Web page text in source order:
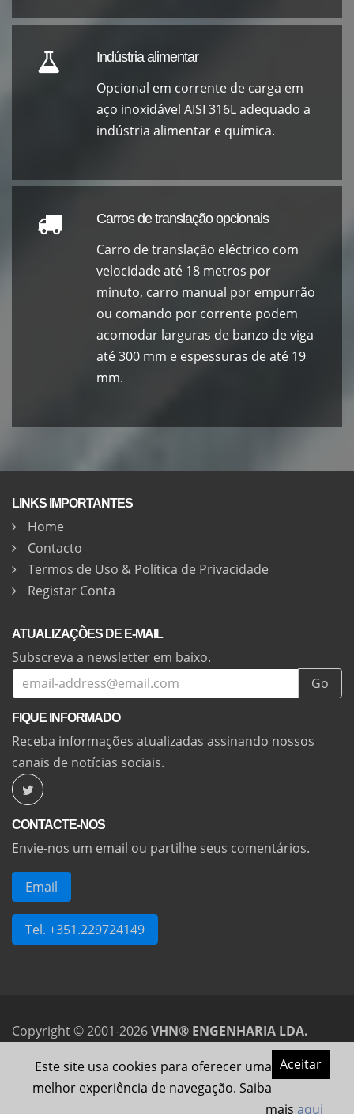
Indústria alimentar
Opcional em corrente de carga em
aço inoxidável AISI 316L adequado a
indústria alimentar e química.
Carros de translação opcionais
Carro de translação eléctrico com
velocidade até 18 metros por
minuto, carro manual por empurrão
ou comando por corrente podem
acomodar larguras de banzo de viga
até 300 mm e espessuras de até 19
mm.
LINKS IMPORTANTES
Home
Contacto
Termos de Uso & Política de Privacidade
Registar Conta
ATUALIZAÇÕES DE E-MAIL
Subscreva a newsletter em baixo.
Go
FIQUE INFORMADO
Receba informações atualizadas assinando nossos
canais de notícias sociais.
CONTACTE-NOS
Envie-nos um email ou partilhe seus comentários.
Email
Tel. +351.229724149
Copyright © 2001-2026VHN® ENGENHARIA LDA.
VHNTECHsão
marcas registadas nacionais no. 380183 e 682801
respectivamente.
Aceitar
Este site usa cookies para oferecer uma
melhor experiência de navegação. Saiba
mais aqui